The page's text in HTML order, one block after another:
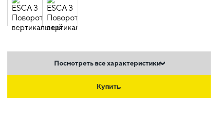
Посмотреть все характеристики
Купить